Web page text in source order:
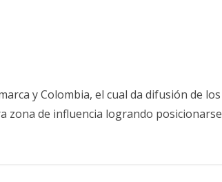
y Colombia, el cual da difusión de los
zona de influencia logrando posicionarse